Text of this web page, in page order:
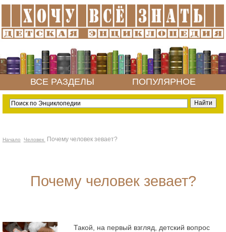
ВСЕ РАЗДЕЛЫ ПОПУЛЯРНОЕ
Начало Человек Почему человек зевает?
Почему человек зевает?
Такой, на первый взгляд, детский вопрос